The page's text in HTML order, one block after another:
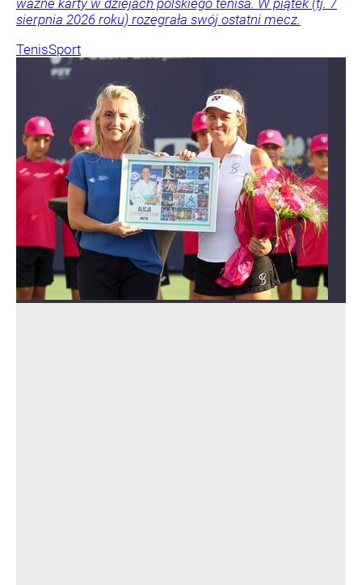
ważne karty w dziejach polskiego tenisa. W piątek (tj. 7
sierpnia 2026 roku) rozegrała swój ostatni mecz.
TenisSport